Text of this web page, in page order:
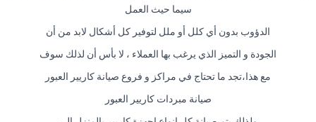
سيما حيث العمل
الدؤوب بدون أي كلل أو ملل لتوفير كل أشكال لابد من أن
الجودة و التميز الذي يرغب بها العملاء ، لا بأس أن لذلك سوف
مع هذا،تجد ما تحتاج في مراكز و فروع صيانة كاريير العبور
صيانة مبردات كاريير العبور